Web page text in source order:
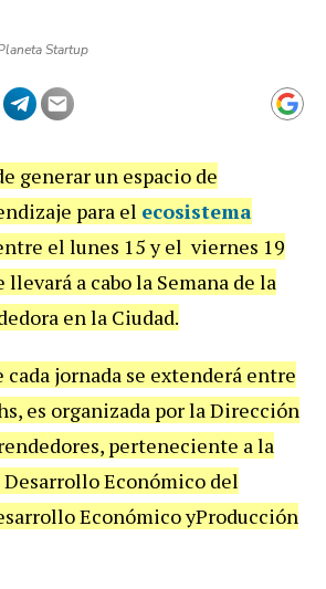
Startup
generar un espacio de
para el ecosistema
el lunes 15 y el viernes 19
llevará a cabo la Semana de la
en la Ciudad.
cada jornada se extenderá entre
es organizada por la Dirección
perteneciente a la
Desarrollo Económico del
Económico yProducción